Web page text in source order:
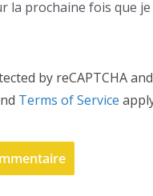
la prochaine fois que je
by reCAPTCHA
Terms of Service